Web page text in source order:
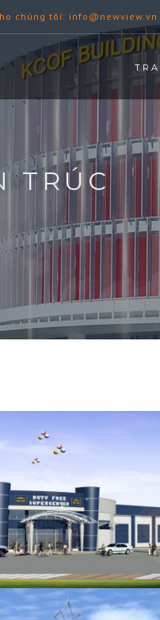
chúng tôi: info@newview.vn
TRÚC